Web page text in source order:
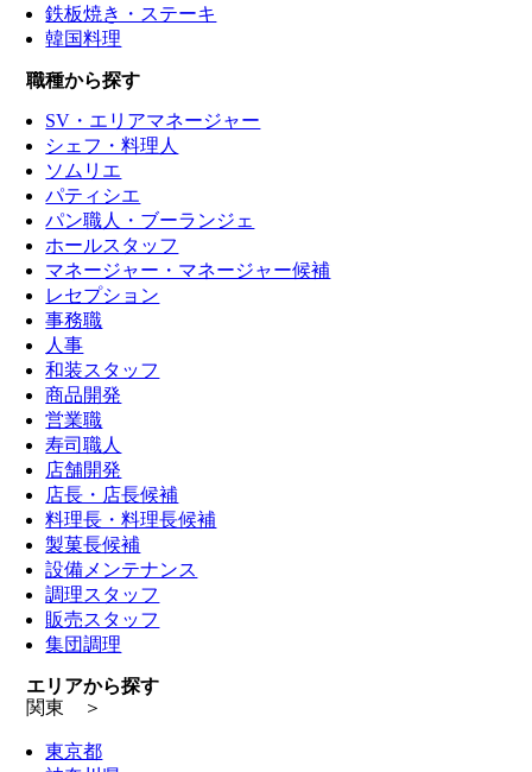
鉄板焼き・ステーキ
韓国料理
職種から探す
SV・エリアマネージャー
シェフ・料理人
ソムリエ
パティシエ
パン職人・ブーランジェ
ホールスタッフ
マネージャー・マネージャー候補
レセプション
事務職
人事
和装スタッフ
商品開発
営業職
寿司職人
店舗開発
店長・店長候補
料理長・料理長候補
製菓長候補
設備メンテナンス
調理スタッフ
販売スタッフ
集団調理
エリアから探す
関東 ＞
東京都